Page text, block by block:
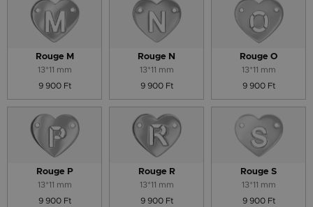
Rouge M
13*11 mm
9 900 Ft
Rouge N
13*11 mm
9 900 Ft
Rouge O
13*11 mm
9 900 Ft
Rouge P
13*11 mm
9 900 Ft
Rouge R
13*11 mm
9 900 Ft
Rouge S
13*11 mm
9 900 Ft